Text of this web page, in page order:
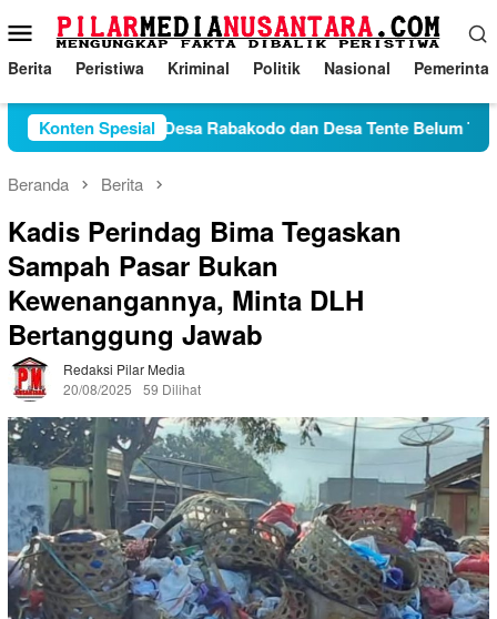
ke
konten
Menu
Mobile
Berita Peristiwa Kriminal Politik Nasional
Konten Spesial
Antara Desa Rabakodo dan Desa Tente Belum Temui
Beranda Berita
Kadis Perindag Bima Tegaskan
Sampah Pasar Bukan
Kewenangannya, Minta DLH
Bertanggung Jawab
Redaksi Pilar Media
20/08/2025
59 Dilihat